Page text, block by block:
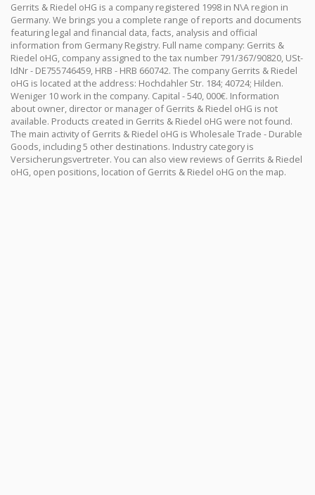
Gerrits & Riedel oHG is a company registered 1998 in N\A region in
Germany. We brings you a complete range of reports and documents
featuring legal and financial data, facts, analysis and official
information from Germany Registry. Full name company: Gerrits &
Riedel oHG, company assigned to the tax number 791/367/90820, USt-
IdNr - DE755746459, HRB - HRB 660742. The company Gerrits & Riedel
oHG is located at the address: Hochdahler Str. 184; 40724; Hilden.
Weniger 10 work in the company. Capital - 540, 000€. Information
about owner, director or manager of Gerrits & Riedel oHG is not
available. Products created in Gerrits & Riedel oHG were not found.
The main activity of Gerrits & Riedel oHG is Wholesale Trade - Durable
Goods, including 5 other destinations. Industry category is
Versicherungsvertreter. You can also view reviews of Gerrits & Riedel
oHG, open positions, location of Gerrits & Riedel oHG on the map.